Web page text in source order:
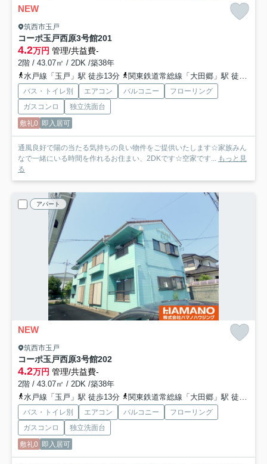
NEW
筑西市玉戸
コーポ玉戸西原3号館201
4.2万円 管理/共益費-
2階 / 43.07㎡ / 2DK /築38年
水戸線「玉戸」駅 徒歩13分
関東鉄道常総線「大田郷」駅 徒歩36分
バス・トイレ別 エアコン バルコニー
フローリング
ガスコンロ
独立洗面台
敷礼0 即入居可
通風良好で陽の当たる気持ちの良い物件をご提供いたします☆家族みん
なで一緒にいる時間を作れるお住まい、2DKです☆空家です... もっと見
る
アパート
NEW
筑西市玉戸
コーポ玉戸西原3号館202
4.2万円 管理/共益費-
2階 / 43.07㎡ / 2DK /築38年
水戸線「玉戸」駅 徒歩13分
関東鉄道常総線「大田郷」駅 徒歩36分
バス・トイレ別 エアコン バルコニー
フローリング
ガスコンロ
独立洗面台
敷礼0 即入居可